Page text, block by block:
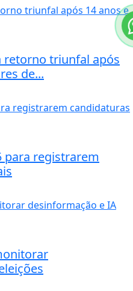
retorno triunfal após
de...
para registrarem